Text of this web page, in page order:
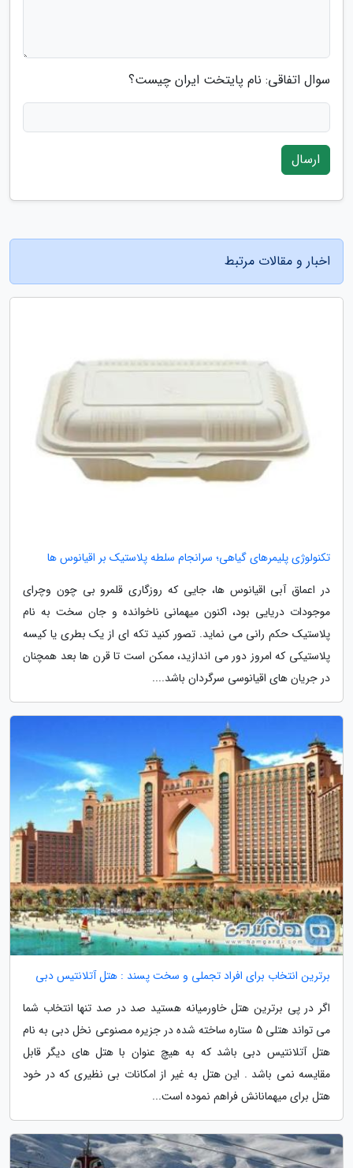
سوال اتفاقی: نام پایتخت ایران چیست؟
ارسال
اخبار و مقالات مرتبط
تکنولوژی پلیمرهای گیاهی؛ سرانجام سلطه پلاستیک بر اقیانوس ها
در اعماق آبی اقیانوس ها، جایی که روزگاری قلمرو بی چون وچرای
موجودات دریایی بود، اکنون میهمانی ناخوانده و جان سخت به نام
پلاستیک حکم رانی می نماید. تصور کنید تکه ای از یک بطری یا کیسه
پلاستیکی که امروز دور می اندازید، ممکن است تا قرن ها بعد همچنان
در جریان های اقیانوسی سرگردان باشد....
برترین انتخاب برای افراد تجملی و سخت پسند : هتل آتلانتیس دبی
اگر در پی برترین هتل خاورمیانه هستید صد در صد تنها انتخاب شما
می تواند هتلی 5 ستاره ساخته شده در جزیره مصنوعی نخل دبی به نام
هتل آتلانتیس دبی باشد که به هیچ عنوان با هتل های دیگر قابل
مقایسه نمی باشد . این هتل به غیر از امکانات بی نظیری که در خود
هتل برای میهمانانش فراهم نموده است...